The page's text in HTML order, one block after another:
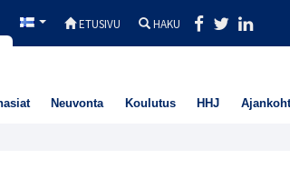
ETUSIVU HAKU
Neuvonta Koulutus HHJ